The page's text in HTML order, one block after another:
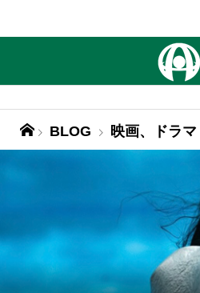
BLOG 映画、ドラマ